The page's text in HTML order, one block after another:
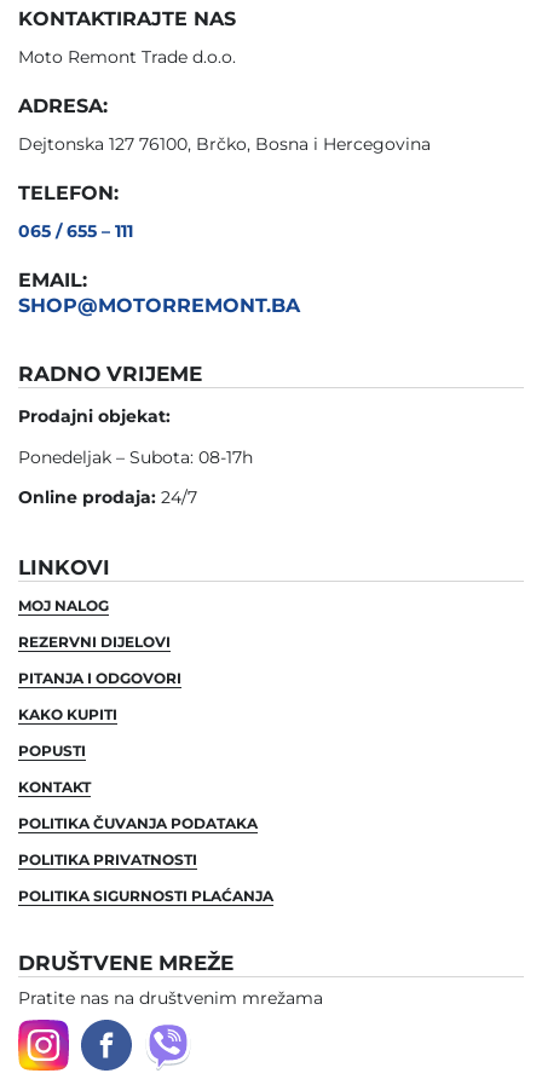
KONTAKTIRAJTE NAS
Moto Remont Trade d.o.o.
ADRESA:
Dejtonska 127 76100, Brčko, Bosna i Hercegovina
TELEFON:
065 / 655 – 111
EMAIL:
SHOP@MOTORREMONT.BA
RADNO VRIJEME
Prodajni objekat:
Ponedeljak – Subota: 08-17h
Online prodaja: 24/7
LINKOVI
MOJ NALOG
REZERVNI DIJELOVI
PITANJA I ODGOVORI
KAKO KUPITI
POPUSTI
KONTAKT
POLITIKA ČUVANJA PODATAKA
POLITIKA PRIVATNOSTI
POLITIKA SIGURNOSTI PLAĆANJA
DRUŠTVENE MREŽE
Pratite nas na društvenim mrežama